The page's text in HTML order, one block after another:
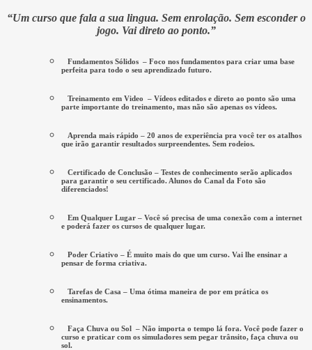
“Um curso que fala a sua lingua. Sem enrolação. Sem esconder o
jogo. Vai direto ao ponto.”
Fundamentos Sólidos – Foco nos fundamentos para criar uma base
perfeita para todo o seu aprendizado futuro.
Treinamento em Video – Vídeos editados e direto ao ponto são uma
parte importante do treinamento, mas não são apenas os vídeos.
Aprenda mais rápido – 20 anos de experiência pra você ter os atalhos
que irão garantir resultados surpreendentes. Sem rodeios.
Certificado de Conclusão – Testes de conhecimento serão aplicados
para garantir o seu certificado. Alunos do Canal da Foto são
diferenciados!
Em Qualquer Lugar – Você só precisa de uma conexão com a internet
e poderá fazer os cursos de qualquer lugar.
Poder Criativo – É muito mais do que um curso. Vai lhe ensinar a
pensar de forma criativa.
Tarefas de Casa – Uma ótima maneira de por em prática os
ensinamentos.
Faça Chuva ou Sol – Não importa o tempo lá fora. Você pode fazer o
curso e praticar com os simuladores sem pegar trânsito, faça chuva ou
sol.